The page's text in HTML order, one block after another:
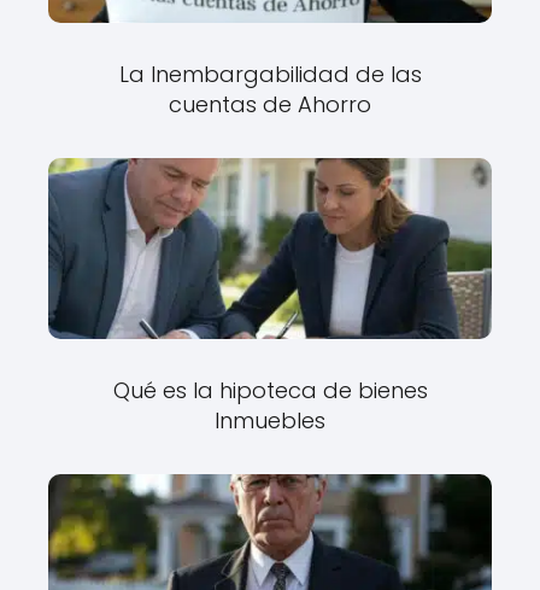
La Inembargabilidad de las
cuentas de Ahorro
Qué es la hipoteca de bienes
Inmuebles